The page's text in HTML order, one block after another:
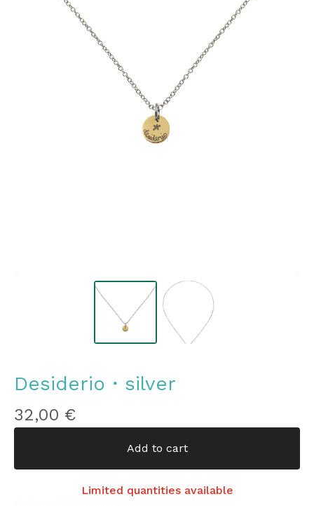
Desiderio・silver
32,00 €
Add to cart
Limited quantities available